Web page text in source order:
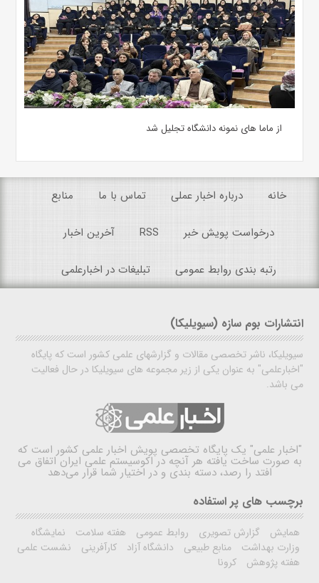
از ماما های نمونه دانشگاه تجلیل شد
خانه درباره اخبار عملی تماس با ما منابع
درخواست پویش خبر RSS آخرین اخبار
رتبه بندی روابط عمومی تبلیغات در اخبارعلمی
انتشارات بوم سازه (سیویلیکا)
سیویلیکا، ناشر تخصصی مقالات و گزارشهای علمی کشور است که پایگاه
"اخبارعلمی" به عنوان یکی از زیر مجموعه های سیویلیکا در حال فعالیت
می باشد.
"اخبار علمی" یک پایگاه تخصصی پویش اخبار علمی کشور است که
به صورت ساخت یافته هر آنچه در اکوسیستم علمی ایران اتفاق می
افتد را رصد، دسته بندی و در اختیار شما قرار می‌دهد
برچسب های پر استفاده
همایش گزارش تصویری روابط عمومی هفته سلامت
نمایشگاه
وزارت بهداشت
منابع طبیعی دانشگاه آزاد کارآفرینی
نشست علمی
هفته پژوهش
کرونا